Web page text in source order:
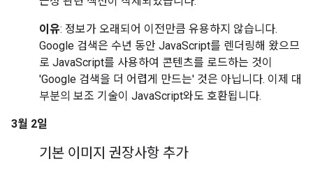
이유: 정보가 오래되어 이전만큼 유용하지 않습니다.
Google 검색은 수년 동안 JavaScript를 렌더링해 왔으므
로 JavaScript를 사용하여 콘텐츠를 로드하는 것이
'Google 검색을 더 어렵게 만드는' 것은 아닙니다. 이제 대
부분의 보조 기술이 JavaScript와도 호환됩니다.
3월 2일
기본 이미지 권장사항 추가